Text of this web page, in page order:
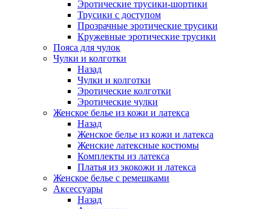
Эротические трусики-шортики
Трусики с доступом
Прозрачные эротические трусики
Кружевные эротические трусики
Пояса для чулок
Чулки и колготки
Назад
Чулки и колготки
Эротические колготки
Эротические чулки
Женское белье из кожи и латекса
Назад
Женское белье из кожи и латекса
Женские латексные костюмы
Комплекты из латекса
Платья из экокожи и латекса
Женское белье с ремешками
Аксессуары
Назад